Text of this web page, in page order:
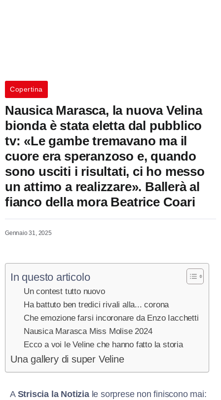
Copertina
Nausica Marasca, la nuova Velina
bionda è stata eletta dal pubblico
tv: «Le gambe tremavano ma il
cuore era speranzoso e, quando
sono usciti i risultati, ci ho messo
un attimo a realizzare». Ballerà al
fianco della mora Beatrice Coari
Gennaio 31, 2025
In questo articolo
Un contest tutto nuovo
Ha battuto ben tredici rivali alla... corona
Che emozione farsi incoronare da Enzo Iacchetti
Nausica Marasca Miss Molise 2024
Ecco a voi le Veline che hanno fatto la storia
Una gallery di super Veline
A Striscia la Notiziale sorprese non finiscono mai: